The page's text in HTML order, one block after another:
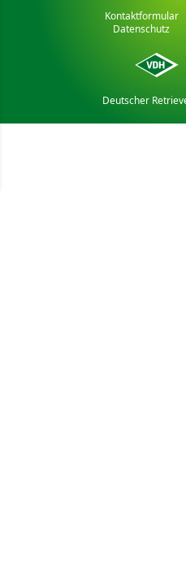
Deutscher
Kontaktformular
Datenschutz